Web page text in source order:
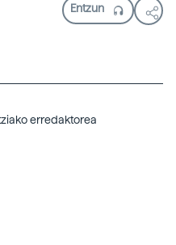
erredaktorea